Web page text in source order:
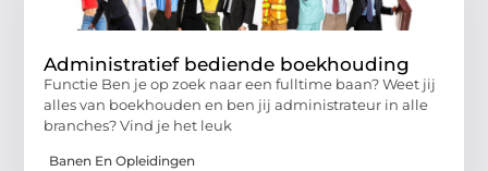
Administratief bediende boekhouding
Functie Ben je op zoek naar een fulltime baan? Weet jij
alles van boekhouden en ben jij administrateur in alle
branches? Vind je het leuk
Banen En Opleidingen